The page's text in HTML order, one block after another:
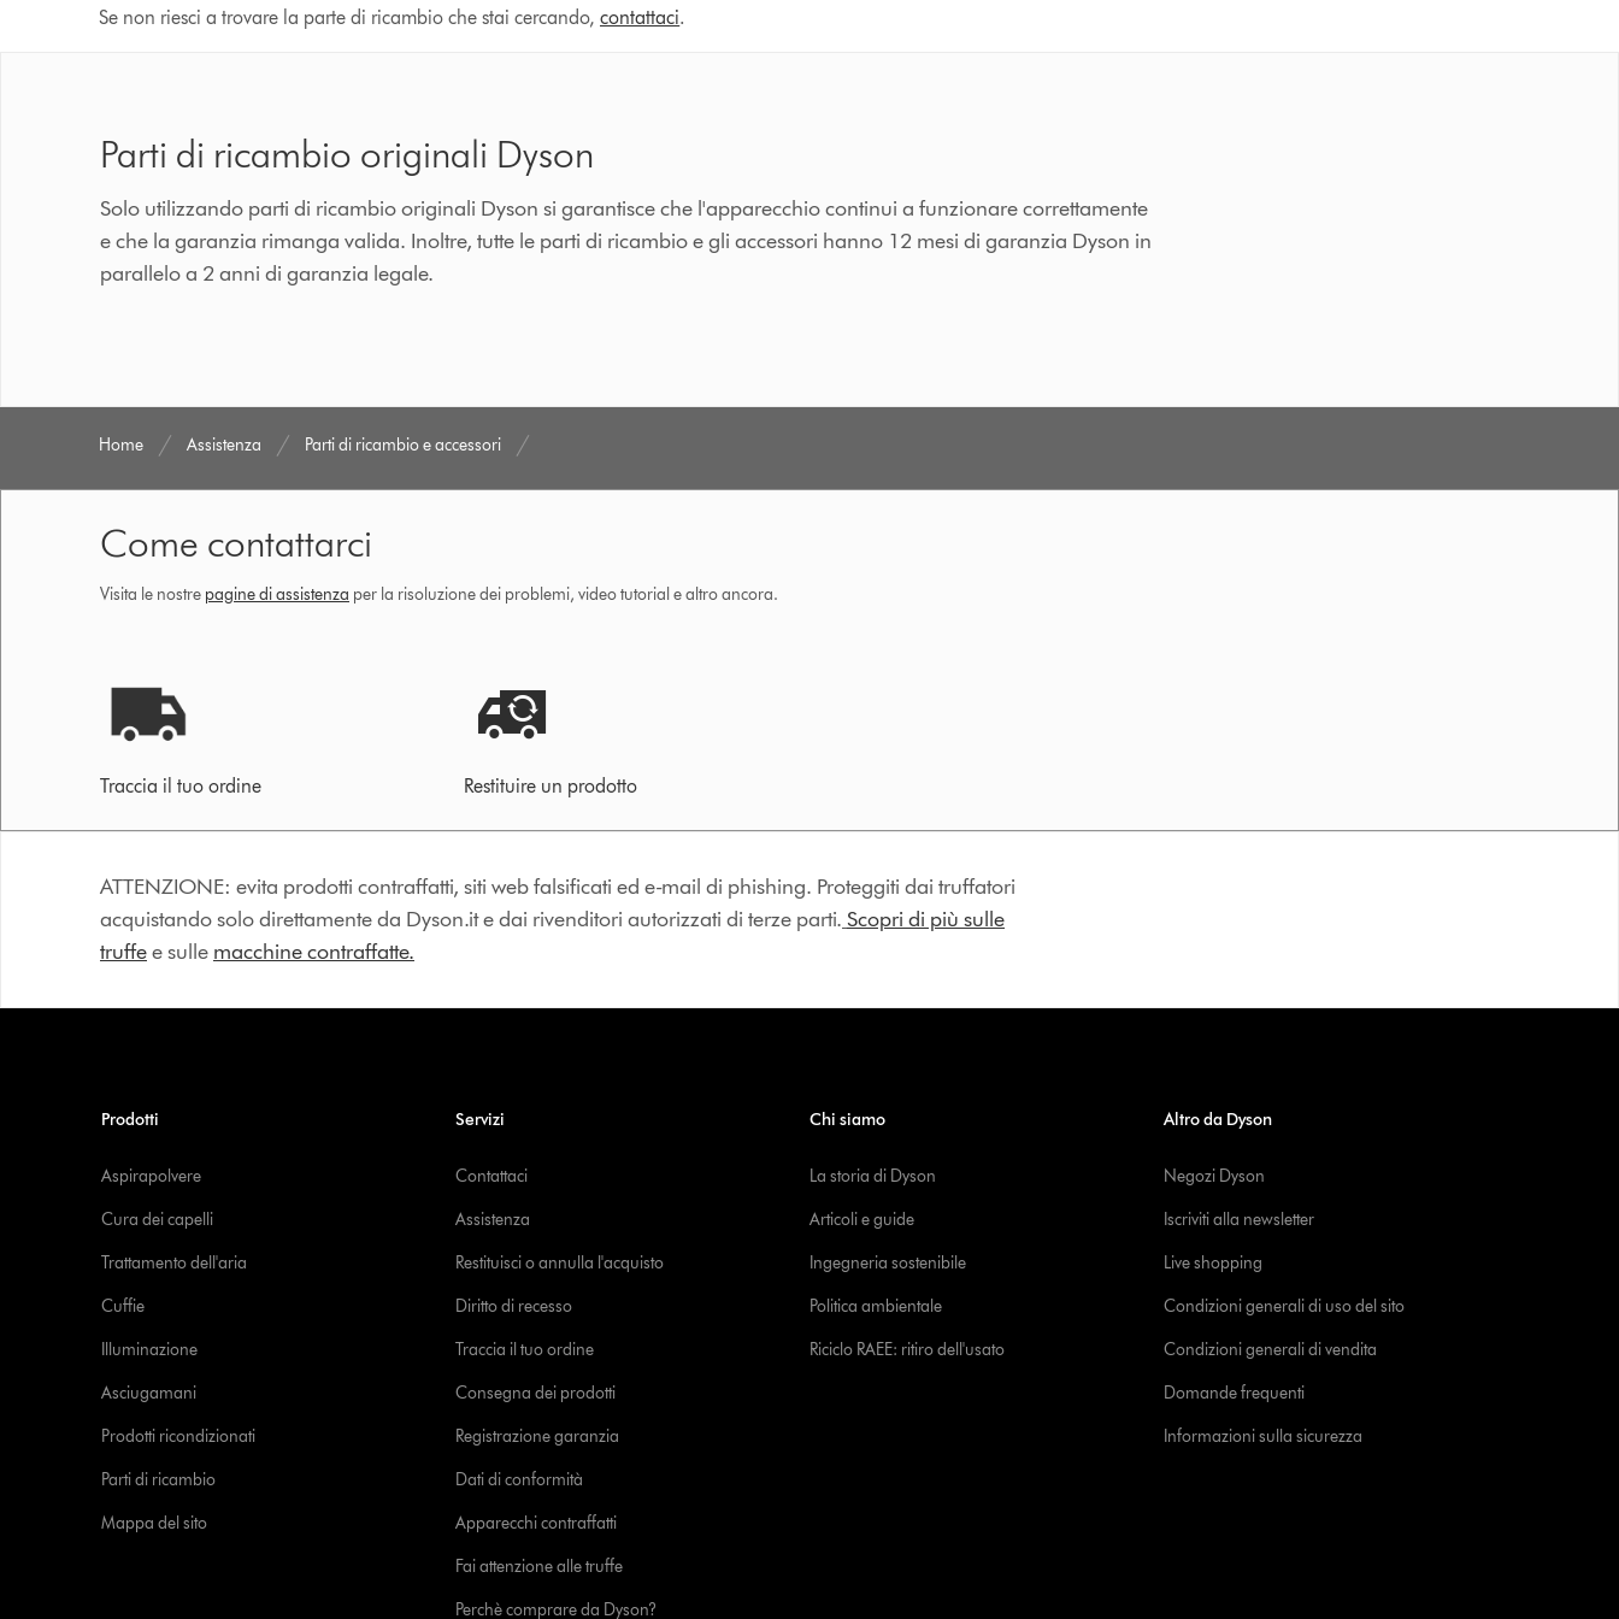
Se non riesci a trovare la parte di ricambio che stai cercando,contattaci.
Parti di ricambio originali Dyson
Solo utilizzando parti di ricambio originali Dyson si garantisce che l'apparecchio continui a funzionare correttamente
e che la garanzia rimanga valida. Inoltre, tutte le parti di ricambio e gli accessori hanno 12 mesi di garanzia Dyson in
parallelo a 2 anni di garanzia legale.
Home Assistenza Parti di ricambio e accessori
Come contattarci
Visita le nostre pagine di assistenza per la risoluzione dei problemi, video tutorial e altro ancora.
Traccia il tuo ordine Restituire un prodotto
ATTENZIONE: evita prodotti contraffatti, siti web falsificati ed e-mail di phishing. Proteggiti dai truffatori
acquistando solo direttamente da Dyson.it e dai rivenditori autorizzati di terze parti. Scopri di più sulle
truffee sulle macchine contraffatte.
Prodotti
Aspirapolvere
Cura dei capelli
Trattamento dell'aria
Cuffie
Illuminazione
Asciugamani
Prodotti ricondizionati
Parti di ricambio
Mappa del sito
Servizi
Contattaci
Assistenza
Restituisci o annulla l'acquisto
Diritto di recesso
Traccia il tuo ordine
Consegna dei prodotti
Registrazione garanzia
Dati di conformità
Apparecchi contraffatti
Fai attenzione alle truffe
Perchè comprare da Dyson?
Chi siamo
La storia di Dyson
Articoli e guide
Ingegneria sostenibile
Politica ambientale
Riciclo RAEE: ritiro dell'usato
Altro da Dyson
Negozi Dyson
Iscriviti alla newsletter
Live shopping
Condizioni generali di uso del sito
Condizioni generali di vendita
Domande frequenti
Informazioni sulla sicurezza